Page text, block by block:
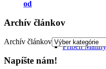
Príbeh Maliny
od
Archív článkov
Archív článkov
Napíšte nám!